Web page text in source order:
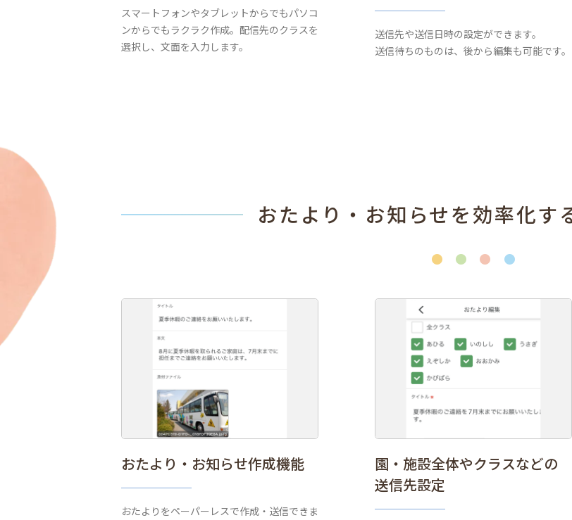
スマートフォンやタブレットからでもパソコ
ンからでもラクラク作成。配信先のクラスを
選択し、文面を入力します。
送信先や送信日時の設定ができます。
送信待ちのものは、後から編集も可能です。
おたより・お知らせを効率化す
おたより・お知らせ作成機能
おたよりをペーパーレスで作成・送信できま
園・施設全体やクラスなどの
送信先設定